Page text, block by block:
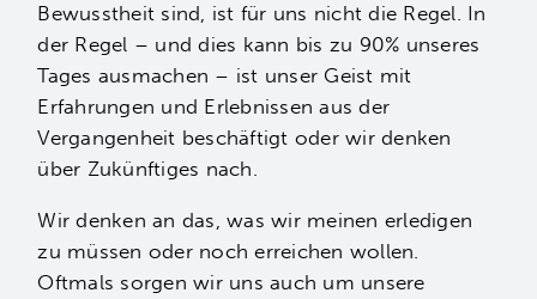
Bewusstheit sind, ist für uns nicht die Regel. In
der Regel – und dies kann bis zu 90% unseres
Tages ausmachen – ist unser Geist mit
Erfahrungen und Erlebnissen aus der
Vergangenheit beschäftigt oder wir denken
über Zukünftiges nach.
Wir denken an das, was wir meinen erledigen
zu müssen oder noch erreichen wollen.
Oftmals sorgen wir uns auch um unsere